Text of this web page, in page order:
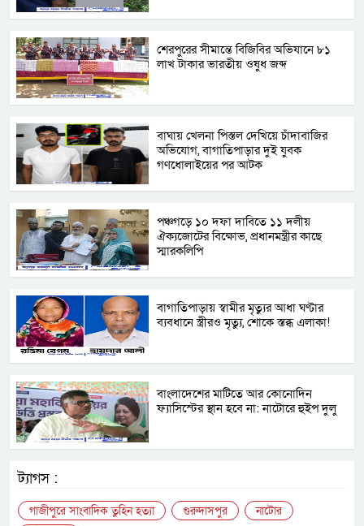
শেরপুরের সীমান্তে বিজিবির অভিযানে ৮১
লাখ টাকার ভারতীয় ওষুধ জব্দ
বাঘায় খেলনা পিস্তল দেখিয়ে চাঁদাবাজির
অভিযোগ, বাগাতিপাড়ার দুই যুবক
গণধোলাইয়ের পর আটক
পঞ্চগড়ে ১০ দফা দাবিতে ১১ দলীয়
ঐক্যজোটের বিক্ষোভ, প্রধানমন্ত্রীর কাছে
স্মারকলিপি
বাগাতিপাড়ায় স্বামীর মৃত্যুর আধা ঘণ্টার
ব্যবধানে স্ত্রীরও মৃত্যু, শোকে স্তব্ধ এলাকা!
বাংলাদেশের মাটিতে আর কোনোদিন
ফ্যাসিস্টের স্থান হবে না: নাটোরে হুইপ দুলু
ট্যাগস :
গাজীপুরে সাংবাদিক তুহিন হত্যা গুরুদাসপুর
নাটোর